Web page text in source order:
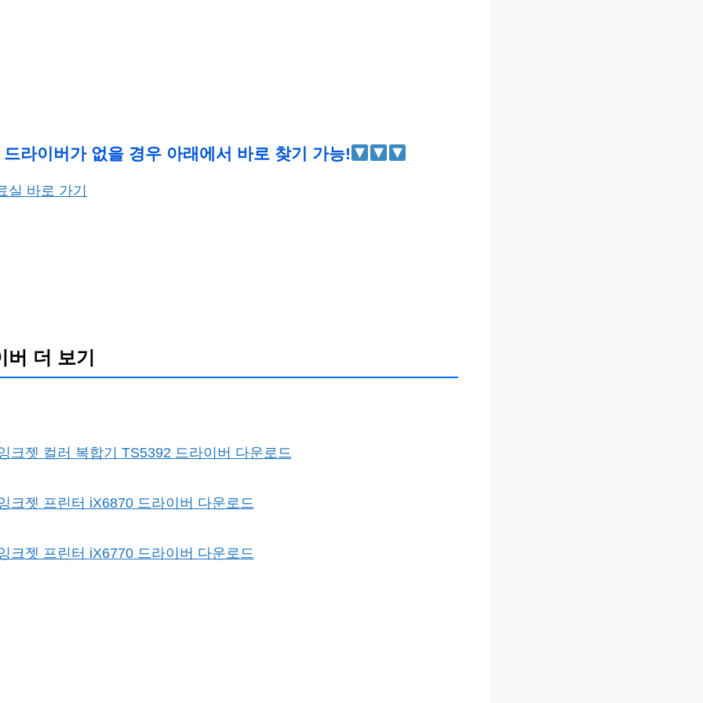
라이버가 없을 경우 아래에서 바로 찾기 가능!
더 보기
크젯 컬러 복합기 TS5392 드라이버 다운로드
크젯 프린터 iX6870 드라이버 다운로드
크젯 프린터 iX6770 드라이버 다운로드